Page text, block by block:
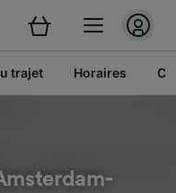
trajet Horaires